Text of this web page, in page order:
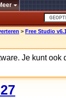
> Free Studio
Je kunt ook